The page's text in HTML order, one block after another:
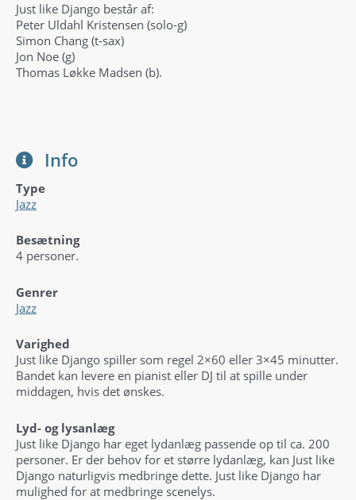
Just like Django består af:
Peter Uldahl Kristensen (solo-g)
Simon Chang (t-sax)
Jon Noe (g)
Thomas Løkke Madsen (b).
Info
Type
Jazz
Besætning
4 personer.
Genrer
Jazz
Varighed
Just like Django spiller som regel 2×60 eller 3×45 minutter.
Bandet kan levere en pianist eller DJ til at spille under
middagen, hvis det ønskes.
Lyd- og lysanlæg
Just like Django har eget lydanlæg passende op til ca. 200
personer. Er der behov for et større lydanlæg, kan Just like
Django naturligvis medbringe dette. Just like Django har
mulighed for at medbringe scenelys.